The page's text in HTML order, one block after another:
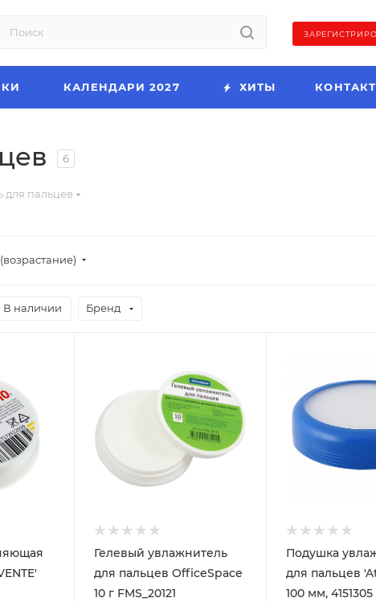
КАЛЕНДАРИ 2027 ХИТЫ
6
для пальцев
В наличии Бренд
Гелевый увлажнитель
для пальцев OfficeSpace
10 г FMS_20121
Подушка
для пальцев
100 мм, 4151305